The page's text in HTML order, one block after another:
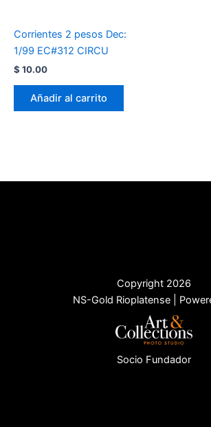
Corrientes 2 pesos Dec:
1/99 EC#312 CIRCU
$ 10.00
Añadir al carrito
Copyright 2026
NS-Gold Rioplatense |
Socio Fundador